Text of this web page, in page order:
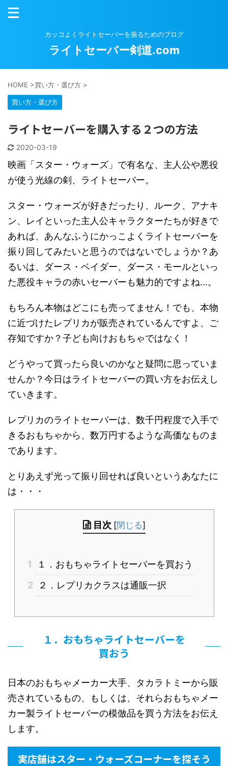
カッコよくライトセーバーを振るためのブログ
ライトセーバー剣道.com
HOME >買い方・選び方 >
買い方・選び方
ライトセーバーを購入する２つの方法
2020-03-19
映画「スター・ウォーズ」で有名な、主人公や悪役
が使う光線の剣、ライトセーバー。
スター・ウォーズが好きだったり、ルーク、アナキ
ン、レイといった主人公キャラクターたちが好きで
あれば、あんなふうにかっこよくライトセーバーを
振り回してみたいと思うのではないでしょうか？あ
るいは、ダース・ベイダー、ダース・モールといっ
た悪役キャラの赤いセーバーも魅力的ですよね…。
もちろん本物はどこにも売ってません！でも、本物
に近づけたレプリカが販売されているんですよ、ご
存知ですか？子ども向けおもちゃではなく！
どうやって買ったら良いのかなと疑問に思っていま
せんか？今日はライトセーバーの買い方をお伝えし
ていきます。
レプリカのライトセーバーは、数千円程度で入手で
きるおもちゃから、数万円するような高価なものま
であります。
とりあえず光って振り回せれば良いというあなたに
は・・・
目次 [閉じる]
1
１．おもちゃライトセーバーを買おう
2
２．レプリカクラスは通販一択
１．おもちゃライトセーバーを
買おう
日本のおもちゃメーカー大手、タカラトミーから販
売されているもの、もしくは、それらおもちゃメー
カー製ライトセーバーの模倣品を買う方法をお伝え
します。
実店舗はスター・ウォーズコーナーを探そう